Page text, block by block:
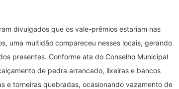
divulgados que os vale-prêmios estariam nas
uma multidão compareceu nesses locais, gerando
presentes. Conforme ata do Conselho Municipal
de pedra arrancado, lixeiras e bancos
e torneiras quebradas, ocasionando vazamento de